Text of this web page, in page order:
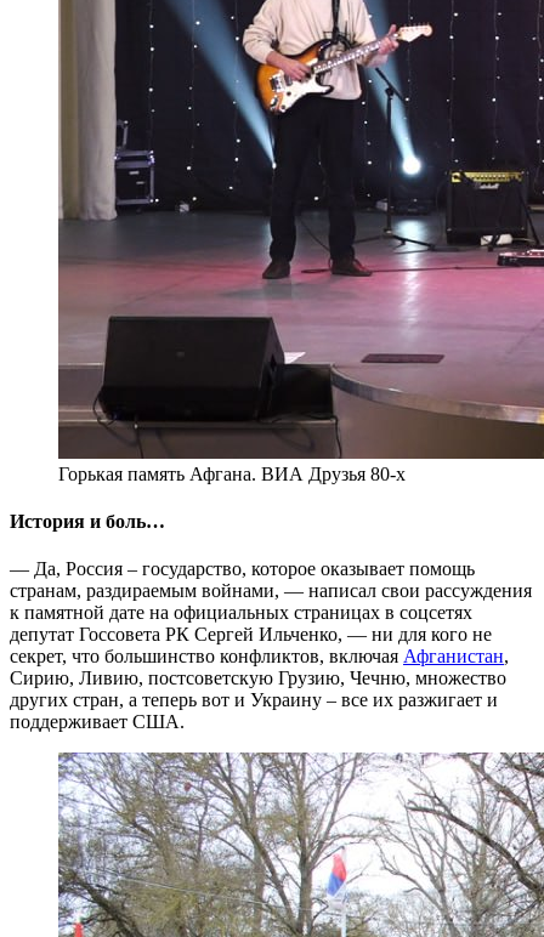
Горькая память Афгана. ВИА Друзья 80-х
История и боль…
— Да, Россия – государство, которое оказывает помощь
странам, раздираемым войнами, — написал свои рассуждения
к памятной дате на официальных страницах в соцсетях
депутат Госсовета РК Сергей Ильченко, — ни для кого не
секрет, что большинство конфликтов, включая Афганистан,
Сирию, Ливию, постсоветскую Грузию, Чечню, множество
других стран, а теперь вот и Украину – все их разжигает и
поддерживает США.